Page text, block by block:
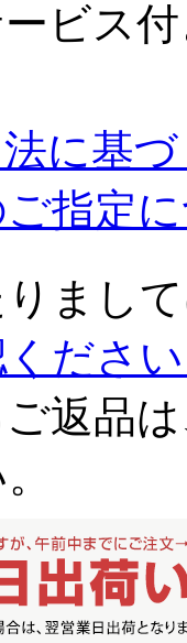
ービス
に基
指定
まし
ださ
返品